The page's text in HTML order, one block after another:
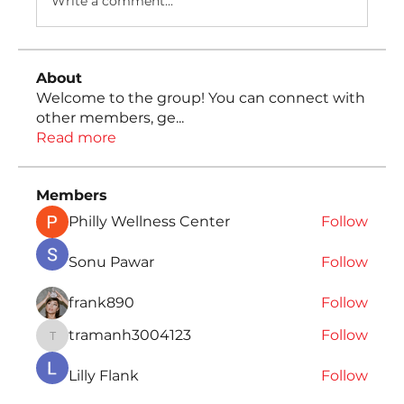
About
Welcome to the group! You can connect with
other members, ge...
Read more
Members
Philly Wellness Center
Follow
Sonu Pawar Follow
frank890 Follow
tramanh3004123
tramanh3004123 Follow
Lilly Flank
Follow